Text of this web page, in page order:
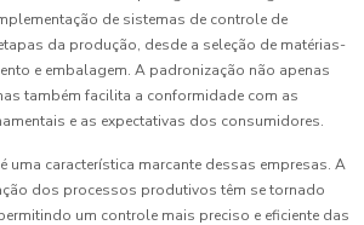
de sistemas de controle de
da produção, desde a seleção de matérias-
e embalagem. A padronização não apenas
também facilita a conformidade com as
e as expectativas dos consumidores.
é uma característica marcante dessas empresas. A
dos processos produtivos têm se tornado
um controle mais preciso e eficiente das